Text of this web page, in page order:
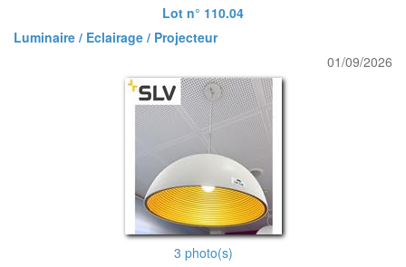
Lot n° 110.04
Luminaire / Eclairage / Projecteur
01/09/2026
3 photo(s)